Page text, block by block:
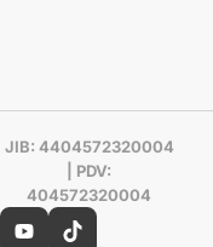
JIB: 4404572320004
| PDV:
404572320004